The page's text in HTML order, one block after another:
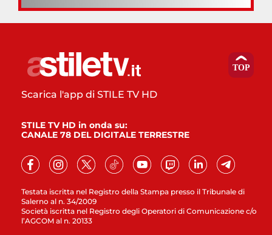
Testata iscritta nel Registro della Stampa presso il Tribunale di
Salerno al n. 34/2009
Società iscritta nel Registro degli Operatori di Comunicazione c/o
l’AGCOM al n. 20133
Scarica l'app di STILE TV HD
STILE TV HD in onda su:
CANALE 78 DEL DIGITALE TERRESTRE